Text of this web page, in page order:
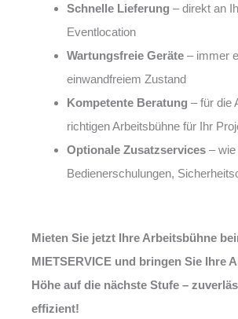
Schnelle Lieferung – direkt an
Eventlocation
Wartungsfreie Geräte – immer
einwandfreiem Zustand
Kompetente Beratung – für die
richtigen Arbeitsbühne für Ihr
Optionale Zusatzservices – wie
Bedienerschulungen,
Mieten Sie jetzt Ihre Arbeitsbühne
MIETSERVICE und bringen Sie Ihre
Höhe auf die nächste Stufe –
effizient!